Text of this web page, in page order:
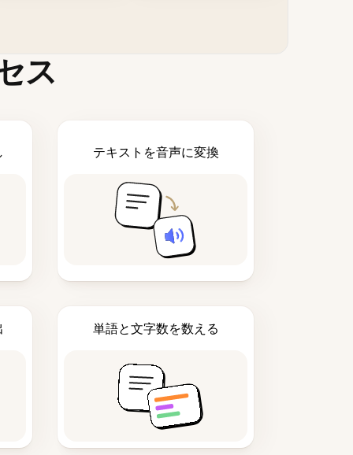
ス
テキストを音声に変換
単語と文字数を数える